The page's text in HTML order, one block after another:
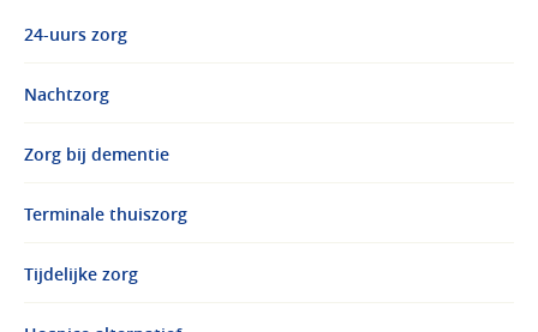
24-uurs zorg
Nachtzorg
Zorg bij dementie
Terminale thuiszorg
Tijdelijke zorg